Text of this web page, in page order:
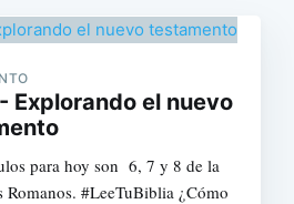
Explorando el nuevo
para hoy son 6, 7 y 8 de la
Romanos. #LeeTuBiblia ¿Cómo